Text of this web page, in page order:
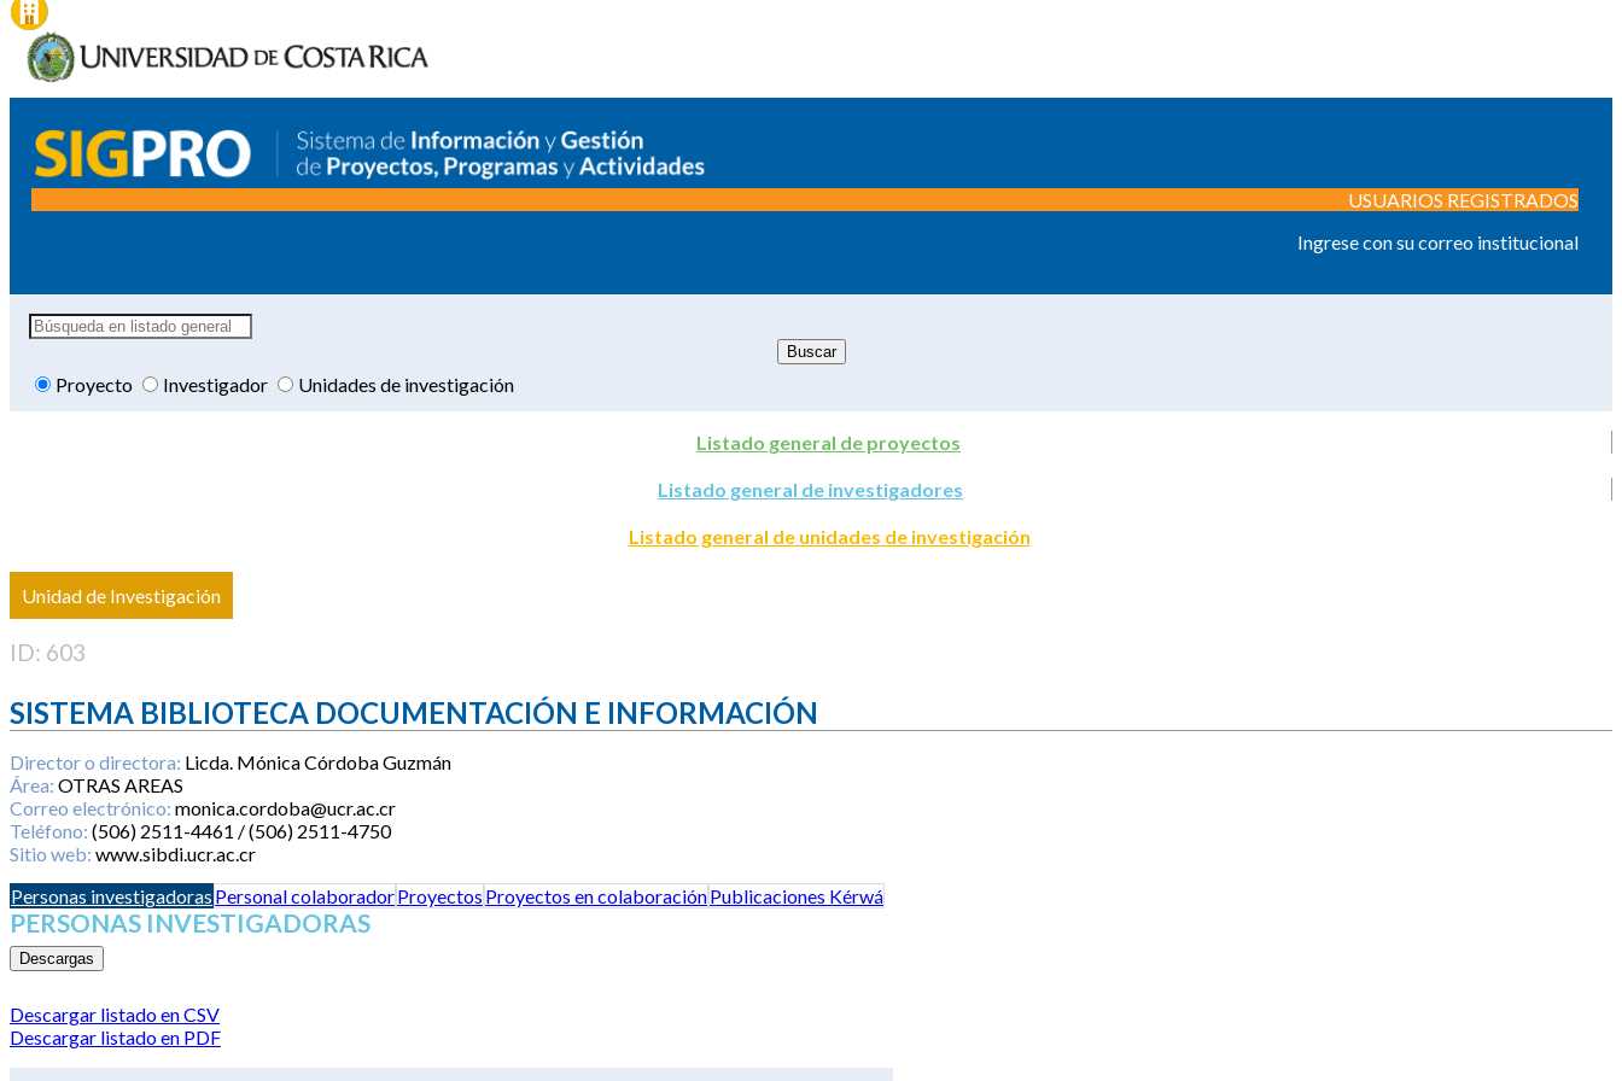
USUARIOS REGISTRADOS
Ingrese con su correo institucional
Proyecto Investigador Unidades de investigación
Listado general de proyectos
Listado general de investigadores
Listado general de unidades de investigación
Unidad de Investigación
ID: 603
SISTEMA BIBLIOTECA DOCUMENTACIÓN E INFORMACIÓN
Director o directora: Licda. Mónica Córdoba Guzmán
Área: OTRAS AREAS
Correo electrónico: monica.cordoba@ucr.ac.cr
Teléfono: (506) 2511-4461 / (506) 2511-4750
Sitio web: www.sibdi.ucr.ac.cr
Personas investigadoras Personal colaboradorProyectos Proyectos en colaboraciónPublicaciones Kérwá
PERSONAS INVESTIGADORAS
Descargas
Descargar listado en CSV
Descargar listado en PDF